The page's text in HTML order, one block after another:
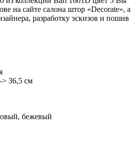
на сайте салона штор «Decorate», а
разработку эскизов и пошив
> 36,5 см
бежевый